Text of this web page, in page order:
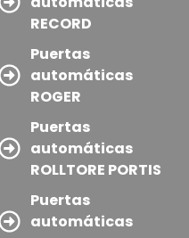
RECORD
Puertas
automáticas
ROGER
Puertas
automáticas
ROLLTORE PORTIS
Puertas
automáticas